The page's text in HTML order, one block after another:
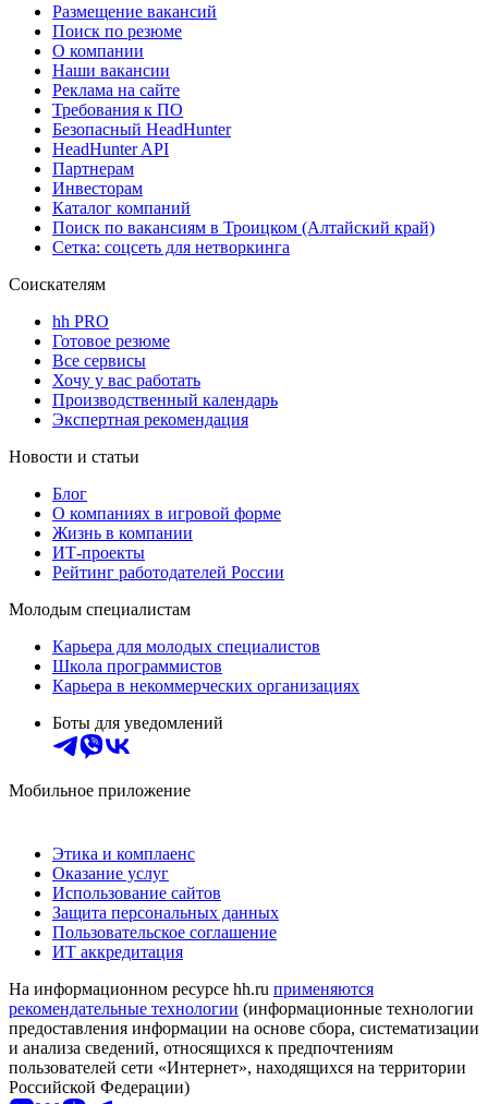
Размещение вакансий
Поиск по резюме
О компании
Наши вакансии
Реклама на сайте
Требования к ПО
Безопасный HeadHunter
HeadHunter API
Партнерам
Инвесторам
Каталог компаний
Поиск по вакансиям в Троицком (Алтайский край)
Сетка: соцсеть для нетворкинга
Соискателям
hh PRO
Готовое резюме
Все сервисы
Хочу у вас работать
Производственный календарь
Экспертная рекомендация
Новости и статьи
Блог
О компаниях в игровой форме
Жизнь в компании
ИТ-проекты
Рейтинг работодателей России
Молодым специалистам
Карьера для молодых специалистов
Школа программистов
Карьера в некоммерческих организациях
Боты для уведомлений
Мобильное приложение
Этика и комплаенс
Оказание услуг
Использование сайтов
Защита персональных данных
Пользовательское соглашение
ИТ аккредитация
На информационном ресурсе hh.ru применяются
рекомендательные технологии (информационные технологии
предоставления информации на основе сбора, систематизации
и анализа сведений, относящихся к предпочтениям
пользователей сети «Интернет», находящихся на территории
Российской Федерации)